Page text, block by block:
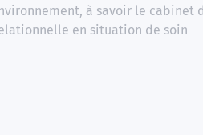
à savoir le cabinet
en situation de soin